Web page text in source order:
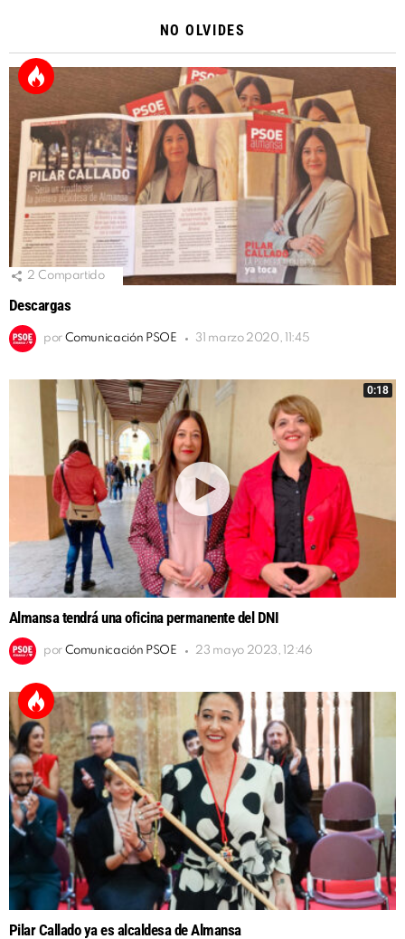
NO OLVIDES
2 Compartido
Descargas
por Comunicación PSOE 31 marzo 2020, 11:45
0:18
Almansa tendrá una oficina permanente del DNI
por Comunicación PSOE 23 mayo 2023, 12:46
Pilar Callado ya es alcaldesa de Almansa